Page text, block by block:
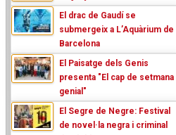
El drac de Gaudí se
submergeix a L’Aquàrium de
Barcelona
El Paisatge dels Genis
presenta "El cap de setmana
genial"
El Segre de Negre: Festival
de novel·la negra i criminal